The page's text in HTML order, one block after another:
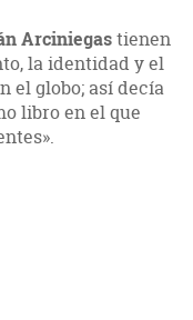
Arciniegastienen
la identidad y el
el globo; así decía
libro en el que